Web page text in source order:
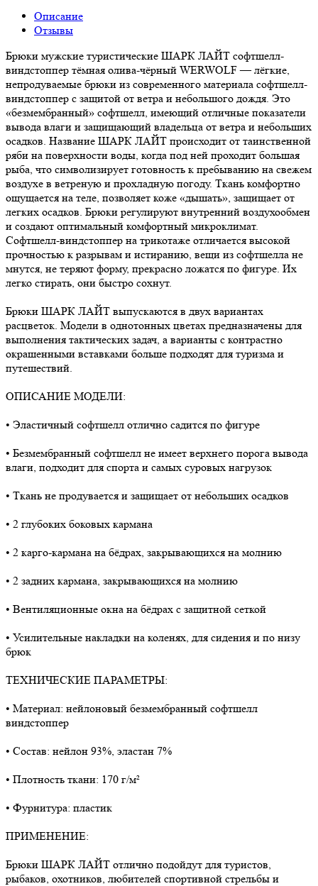
Описание
Отзывы
Брюки мужские туристические ШАРК ЛАЙТ софтшелл-
виндстоппер тёмная олива-чёрный WERWOLF — лёгкие,
непродуваемые брюки из современного материала софтшелл-
виндстоппер с защитой от ветра и небольшого дождя. Это
«безмембранный» софтшелл, имеющий отличные показатели
вывода влаги и защищающий владельца от ветра и небольших
осадков. Название ШАРК ЛАЙТ происходит от таинственной
ряби на поверхности воды, когда под ней проходит большая
рыба, что символизирует готовность к пребыванию на свежем
воздухе в ветреную и прохладную погоду. Ткань комфортно
ощущается на теле, позволяет коже «дышать», защищает от
легких осадков. Брюки регулируют внутренний воздухообмен
и создают оптимальный комфортный микроклимат.
Софтшелл-виндстоппер на трикотаже отличается высокой
прочностью к разрывам и истиранию, вещи из софтшелла не
мнутся, не теряют форму, прекрасно ложатся по фигуре. Их
легко стирать, они быстро сохнут.
Брюки ШАРК ЛАЙТ выпускаются в двух вариантах
расцветок. Модели в однотонных цветах предназначены для
выполнения тактических задач, а варианты с контрастно
окрашенными вставками больше подходят для туризма и
путешествий.
ОПИСАНИЕ МОДЕЛИ:
• Эластичный софтшелл отлично садится по фигуре
• Безмембранный софтшелл не имеет верхнего порога вывода
влаги, подходит для спорта и самых суровых нагрузок
• Ткань не продувается и защищает от небольших осадков
• 2 глубоких боковых кармана
• 2 карго-кармана на бёдрах, закрывающихся на молнию
• 2 задних кармана, закрывающихся на молнию
• Вентиляционные окна на бёдрах с защитной сеткой
• Усилительные накладки на коленях, для сидения и по низу
брюк
ТЕХНИЧЕСКИЕ ПАРАМЕТРЫ:
• Материал: нейлоновый безмембранный софтшелл
виндстоппер
• Состав: нейлон 93%, эластан 7%
• Плотность ткани: 170 г/м²
• Фурнитура: пластик
ПРИМЕНЕНИЕ:
Брюки ШАРК ЛАЙТ отлично подойдут для туристов,
рыбаков, охотников, любителей спортивной стрельбы и